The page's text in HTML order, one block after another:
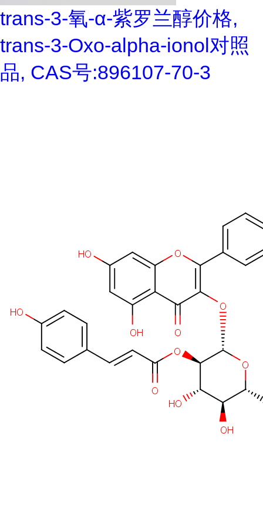
trans-3-氧-α-紫罗兰醇价格,
trans-3-Oxo-alpha-ionol对照
品, CAS号:896107-70-3